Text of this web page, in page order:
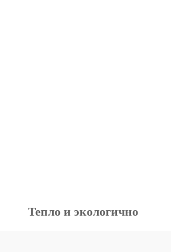
Тепло и экологично